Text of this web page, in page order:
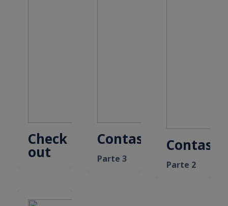
Check
out
Contas
Parte 3
Contas
Parte 2